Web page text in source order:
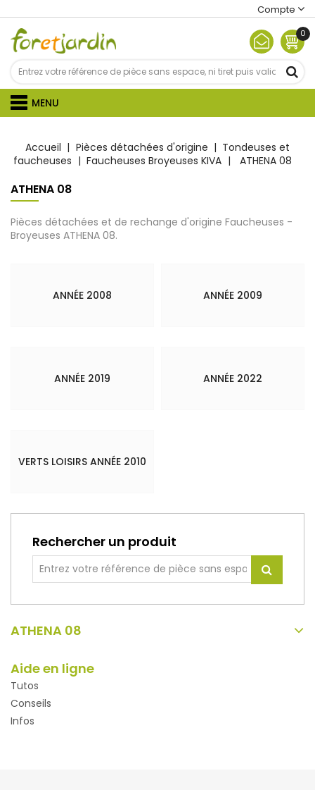
Compte
0
MENU
Accueil Pièces détachées d'origine
Tondeuses et
faucheuses
Faucheuses Broyeuses KIVA ATHENA 08
ATHENA 08
Pièces détachées et de rechange d'origine Faucheuses -
Broyeuses ATHENA 08.
ANNÉE 2008 ANNÉE 2009
ANNÉE 2019 ANNÉE 2022
VERTS LOISIRS ANNÉE 2010
Rechercher un produit
ATHENA 08
Aide en ligne
Tutos
Conseils
Infos